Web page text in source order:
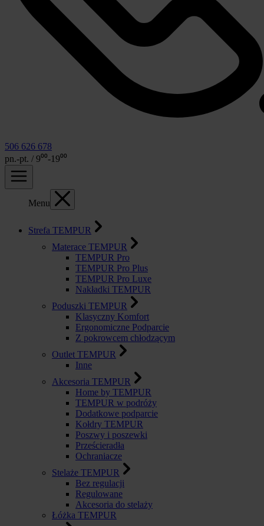
506 626 678
pn.-pt. / 9⁰⁰-19⁰⁰
Menu
Strefa TEMPUR
Materace TEMPUR
TEMPUR Pro
TEMPUR Pro Plus
TEMPUR Pro Luxe
Nakładki TEMPUR
Poduszki TEMPUR
Klasyczny Komfort
Ergonomiczne Podparcie
Z pokrowcem chłodzącym
Outlet TEMPUR
Inne
Akcesoria TEMPUR
Home by TEMPUR
TEMPUR w podróży
Dodatkowe podparcie
Kołdry TEMPUR
Poszwy i poszewki
Prześcieradła
Ochraniacze
Stelaże TEMPUR
Bez regulacji
Regulowane
Akcesoria do stelaży
Łóżka TEMPUR